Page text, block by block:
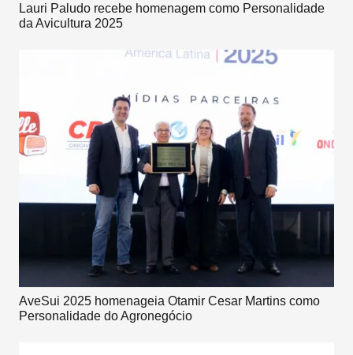
Lauri Paludo recebe homenagem como Personalidade
da Avicultura 2025
AveSui 2025 homenageia Otamir Cesar Martins como
Personalidade do Agronegócio